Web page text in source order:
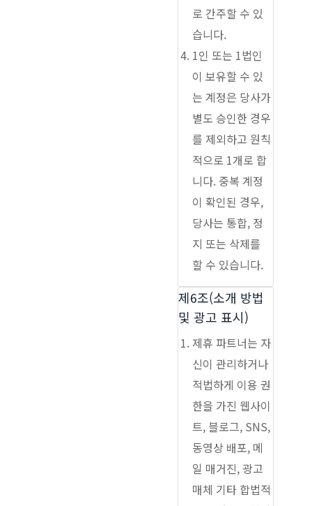
로 간주할 수 있
습니다.
1인 또는 1법인
이 보유할 수 있
는 계정은 당사가
별도 승인한 경우
를 제외하고 원칙
적으로 1개로 합
니다. 중복 계정
이 확인된 경우,
당사는 통합, 정
지 또는 삭제를
할 수 있습니다.
제6조(소개 방법
및 광고 표시)
제휴 파트너는 자
신이 관리하거나
적법하게 이용 권
한을 가진 웹사이
트, 블로그, SNS,
동영상 배포, 메
일 매거진, 광고
매체 기타 합법적